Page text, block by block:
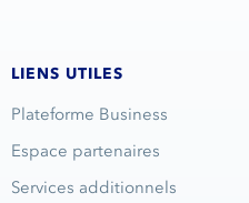
LIENS UTILES
Plateforme Business
Espace partenaires
Services additionnels